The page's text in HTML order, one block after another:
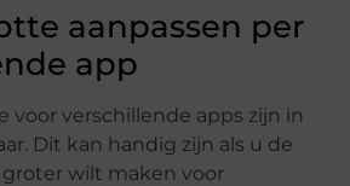
aanpassen per
app
voor verschillende apps zijn in
Dit kan handig zijn als u de
wilt maken voor